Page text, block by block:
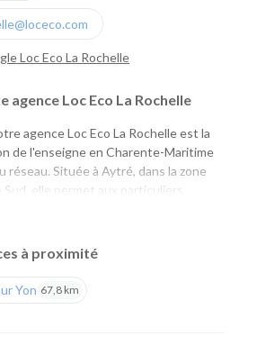
Loc Eco La Rochelle
agence Loc Eco La Rochelle
agence Loc Eco La Rochelle est la
de l'enseigne en Charente-Maritime
réseau. Située à Aytré, dans la zone
elle permet aux particuliers
de louer facilement une voiture
d'un large choix de véhicules.
vos projets
à proximité
Yon 67,8 km